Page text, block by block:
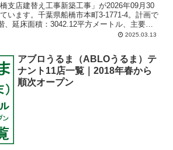
支店建替え工事新築工事」が2026年09月30
います。千葉県船橋市本町3-1771-4。計画で
、延床面積：3042.12平方メートル、主要用
2025.03.13
アブロうるま（ABLOうるま）テ
ナント11店一覧｜2018年春から
順次オープン